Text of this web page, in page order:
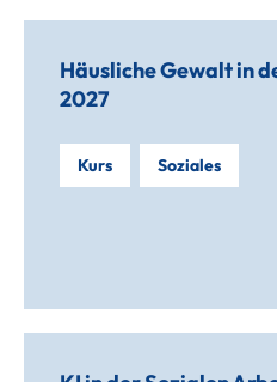
Häusliche Gewalt in
2027
Kurs Soziales